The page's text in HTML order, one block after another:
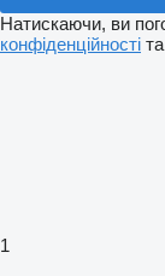
Натискаючи, ви
конфіденційності та
1